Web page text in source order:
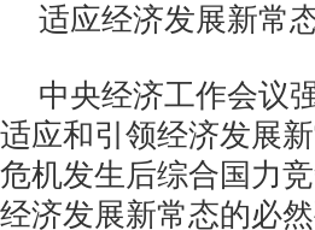
适应经济发展新常
中央经济工作会议
适应和引领经济发展
危机发生后综合国力
经济发展新常态的必然